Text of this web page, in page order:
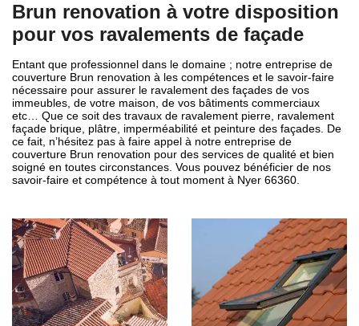
Brun renovation à votre disposition
pour vos ravalements de façade
Entant que professionnel dans le domaine ; notre entreprise de
couverture Brun renovation à les compétences et le savoir-faire
nécessaire pour assurer le ravalement des façades de vos
immeubles, de votre maison, de vos bâtiments commerciaux
etc… Que ce soit des travaux de ravalement pierre, ravalement
façade brique, plâtre, imperméabilité et peinture des façades. De
ce fait, n’hésitez pas à faire appel à notre entreprise de
couverture Brun renovation pour des services de qualité et bien
soigné en toutes circonstances. Vous pouvez bénéficier de nos
savoir-faire et compétence à tout moment à Nyer 66360.